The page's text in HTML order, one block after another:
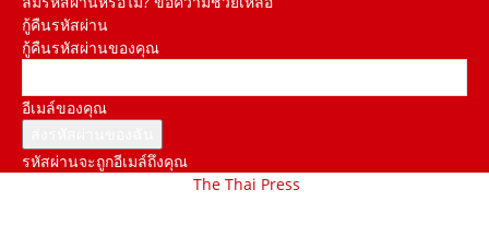
กู้คืนรหัสผ่าน
กู้คืนรหัสผ่านของคุณ
อีเมล์ของคุณ
รหัสผ่านจะถูกอีเมล์ถึงคุณ
The Thai Press